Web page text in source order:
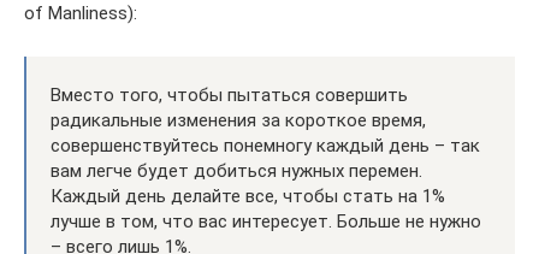
of Manliness):
Вместо того, чтобы пытаться совершить
радикальные изменения за короткое время,
совершенствуйтесь понемногу каждый день – так
вам легче будет добиться нужных перемен.
Каждый день делайте все, чтобы стать на 1%
лучше в том, что вас интересует. Больше не нужно
– всего лишь 1%.